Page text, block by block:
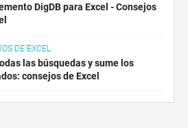
DigDB para Excel - Consejos
DE EXCEL
las búsquedas y sume los
consejos de Excel